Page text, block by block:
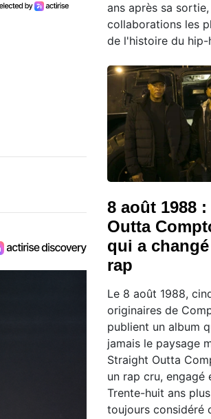
ans après sa
collaborations les
de l'histoire du hip-
8 août 1988
Outta
qui a
rap
Le 8 août 1988,
originaires de
publient un album
jamais le paysage
Straight Outta
un rap cru, engagé
Trente-huit ans
toujours considéré